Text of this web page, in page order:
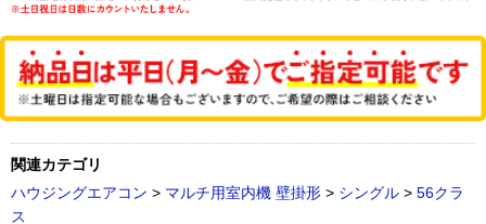
関連カテゴリ
ハウジングエアコン > マルチ用室内機 壁掛形 > シングル > 56クラ
ス